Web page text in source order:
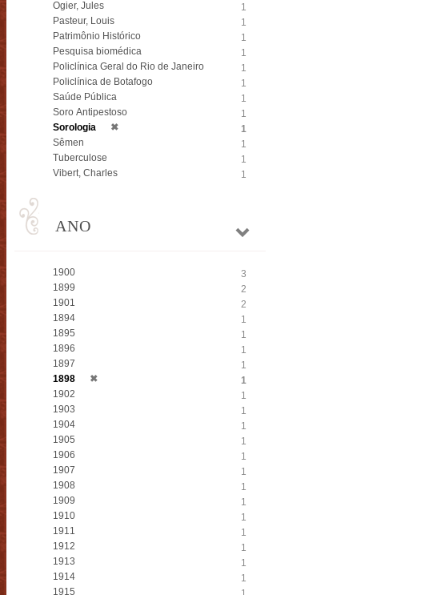
Ogier, Jules
1
Pasteur, Louis
1
Patrimônio Histórico
1
Pesquisa biomédica
1
Policlínica Geral do Rio de Janeiro
1
Policlínica de Botafogo
1
Saúde Pública
1
Soro Antipestoso
1
Sorologia
✖
1
Sêmen
1
Tuberculose
1
Vibert, Charles
1
ANO
1900
3
1899
2
1901
2
1894
1
1895
1
1896
1
1897
1
1898
✖
1
1902
1
1903
1
1904
1
1905
1
1906
1
1907
1
1908
1
1909
1
1910
1
1911
1
1912
1
1913
1
1914
1
1915